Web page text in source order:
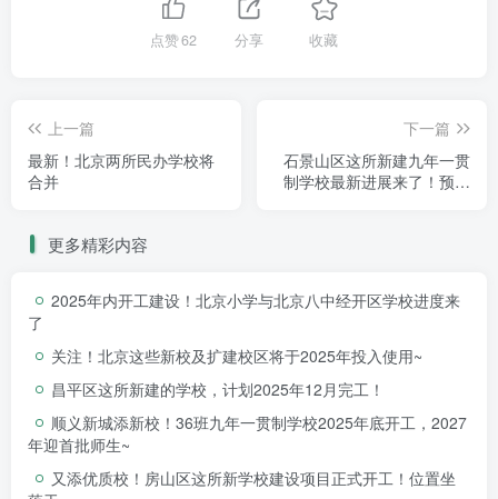
赴做好服务保障工作，保证黄城根小学大兴校区一址按时交
付使用，加快推进校区二址的建设方案落地。争取早日为孩
点赞62 分享 收藏
上一篇
最新！北京两所民办学校将
合并
下一篇
石景山区这所新建九年一贯
制学校最新进展来了！预计
更多精彩内容
2025年内开工建设！北京小学与北京八中经开区学校进度来
了
关注！北京这些新校及扩建校区将于2025年投入使用~
昌平区这所新建的学校，计划2025年12月完工！
顺义新城添新校！36班九年一贯制学校2025年底开工，2027
年迎首批师生~
又添优质校！房山区这所新学校建设项目正式开工！位置坐